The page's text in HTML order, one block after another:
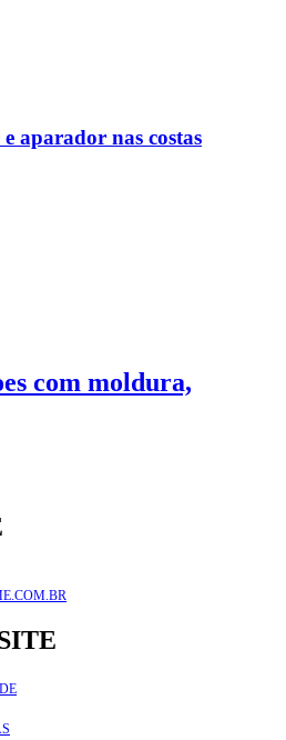
aparador nas costas
com moldura,